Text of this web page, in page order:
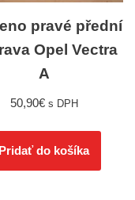
pravé přední
Opel Vectra
A
50,90€ s DPH
Pridať do košíka